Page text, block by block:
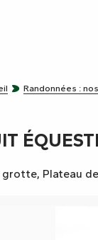
Randonnées :
grotte, Plateau